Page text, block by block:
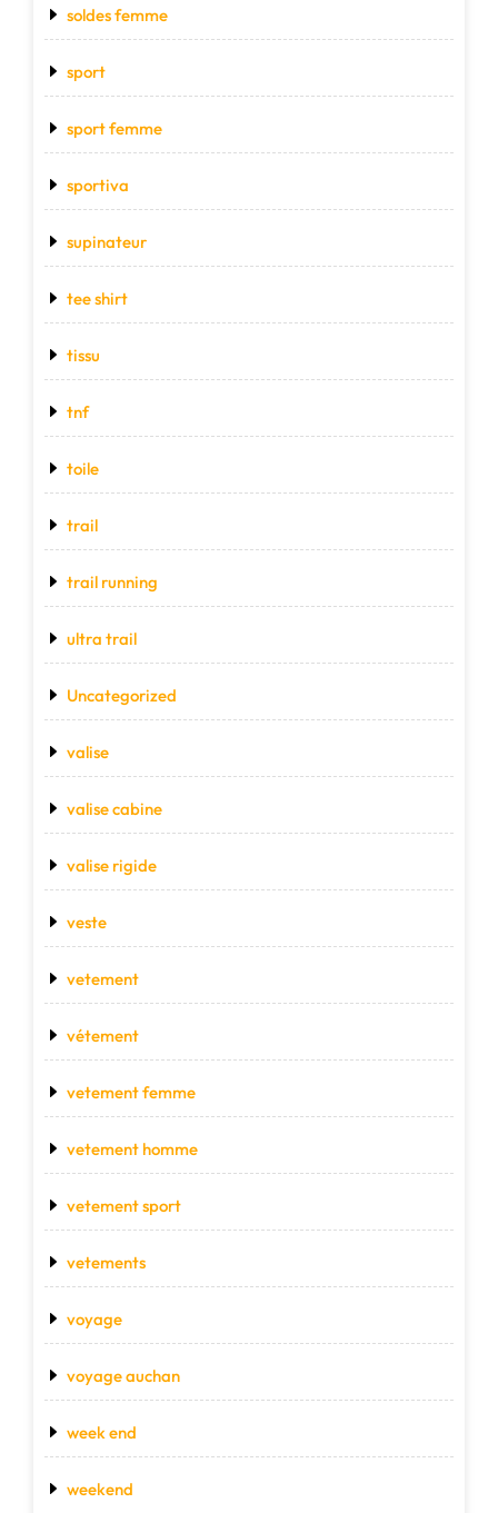
soldes femme
sport
sport femme
sportiva
supinateur
tee shirt
tissu
tnf
toile
trail
trail running
ultra trail
Uncategorized
valise
valise cabine
valise rigide
veste
vetement
vétement
vetement femme
vetement homme
vetement sport
vetements
voyage
voyage auchan
week end
weekend